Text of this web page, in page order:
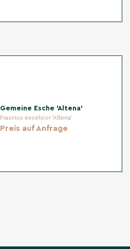
Gemeine Esche 'Altena'
Fraxinus excelsior 'Altena'
Preis auf Anfrage